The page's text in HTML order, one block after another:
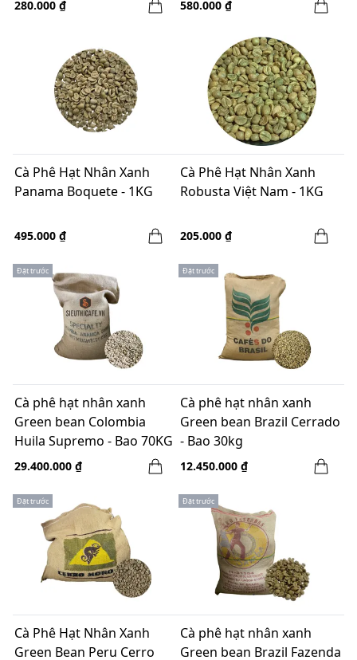
280.000 ₫ 580.000 ₫
Cà Phê Hạt Nhân Xanh
Panama Boquete - 1KG
495.000 ₫
Cà Phê Hạt Nhân Xanh
Robusta Việt Nam - 1KG
205.000 ₫
Đặt trước
Cà phê hạt nhân xanh
Green bean Colombia
Huila Supremo - Bao 70KG
29.400.000 ₫
Đặt trước
Cà phê hạt nhân xanh
Green bean Brazil Cerrado
- Bao 30kg
12.450.000 ₫
Đặt trước
Cà Phê Hạt Nhân Xanh
Green Bean Peru Cerro
Đặt trước
Cà phê hạt nhân xanh
Green bean Brazil Fazenda